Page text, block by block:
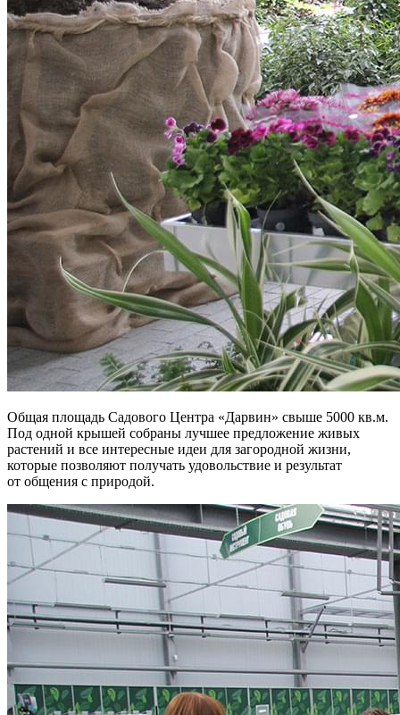
Общая площадь Садового Центра «Дарвин» свыше 5000 кв.м.
Под одной крышей собраны лучшее предложение живых
растений и все интересные идеи для загородной жизни,
которые позволяют получать удовольствие и результат
от общения с природой.